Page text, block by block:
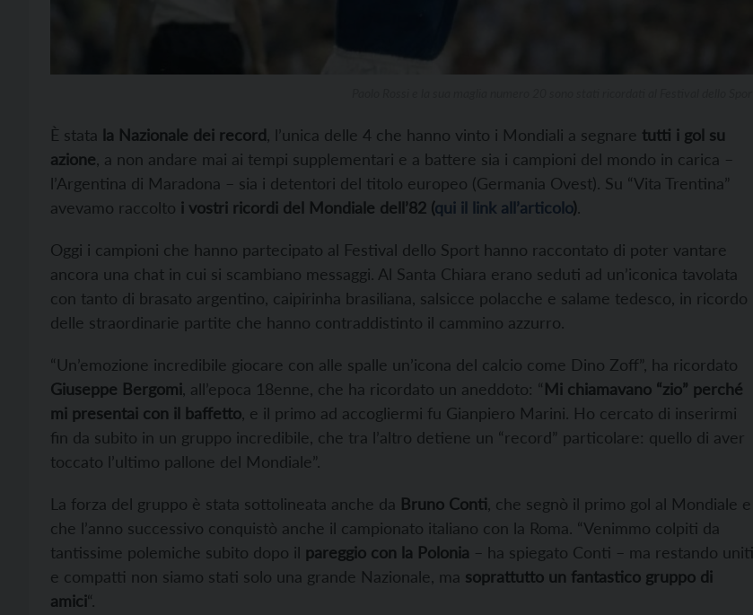
È stata la Nazionale dei record , l’unica delle 4 che hanno vinto i Mondiali a segnare tutti i gol su
azione , a non andare mai ai tempi supplementari e a battere sia i campioni del mondo in carica –
l’Argentina di Maradona – sia i detentori del titolo europeo (Germania Ovest). Su “Vita Trentina”
avevamo raccolto i vostri ricordi del Mondiale dell’82 (qui il link all’articolo).
Oggi i campioni che hanno partecipato al Festival dello Sport hanno raccontato di poter vantare
ancora una chat in cui si scambiano messaggi. Al Santa Chiara erano seduti ad un’iconica tavolata
con tanto di brasato argentino, caipirinha brasiliana, salsicce polacche e salame tedesco, in ricordo
delle straordinarie partite che hanno contraddistinto il cammino azzurro.
“Un’emozione incredibile giocare con alle spalle un’icona del calcio come Dino Zoff”, ha ricordato
Giuseppe Bergomi , all’epoca 18enne, che ha ricordato un aneddoto: “Mi chiamavano “zio” perché
mi presentai con il baffetto , e il primo ad accogliermi fu Gianpiero Marini. Ho cercato di inserirmi
fin da subito in un gruppo incredibile, che tra l’altro detiene un “record” particolare: quello di aver
toccato l’ultimo pallone del Mondiale”.
La forza del gruppo è stata sottolineata anche da Bruno Conti , che segnò il primo gol al Mondiale e
che l’anno successivo conquistò anche il campionato italiano con la Roma. “Venimmo colpiti da
tantissime polemiche subito dopo il pareggio con la Polonia – ha spiegato Conti – ma restando uniti
e compatti non siamo stati solo una grande Nazionale, ma soprattutto un fantastico gruppo di
amici“.